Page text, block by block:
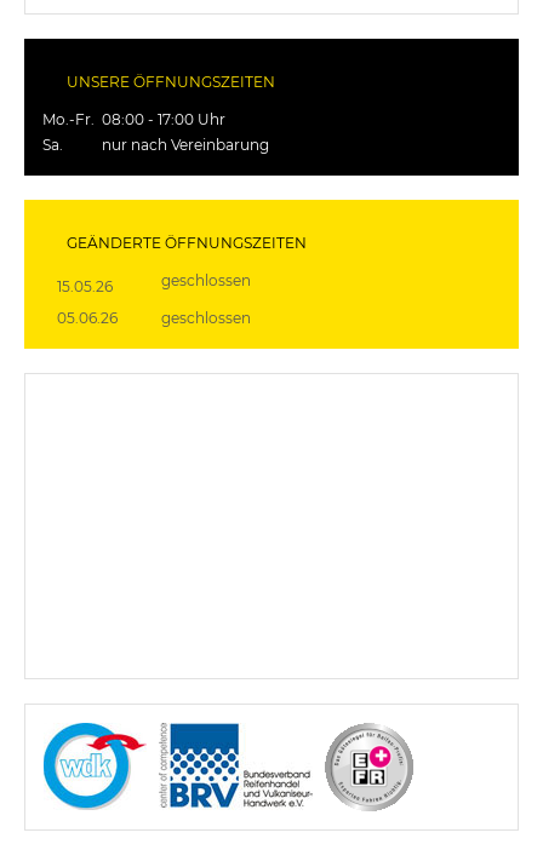
UNSERE ÖFFNUNGSZEITEN
Mo.-Fr. 08:00 - 17:00 Uhr
Sa.
nur nach Vereinbarung
GEÄNDERTE ÖFFNUNGSZEITEN
15.05.26 geschlossen
05.06.26 geschlossen